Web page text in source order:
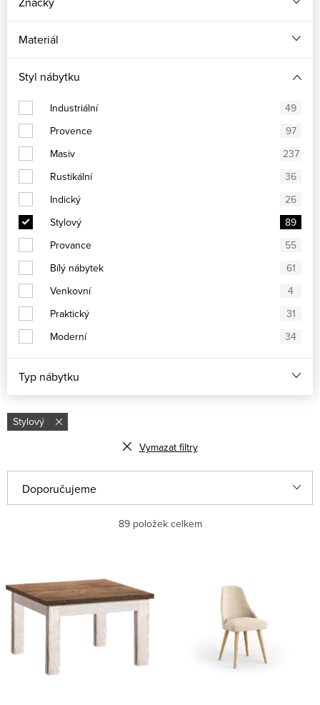
Materiál
Styl nábytku
Industriální
49
Provence
97
Masiv
237
Rustikální
36
Indický
26
Stylový
89
Provance
55
Bílý nábytek
61
Venkovní
4
Praktický
31
Moderní
34
Typ nábytku
Stylový
Vymazat filtry
a
í
p
r
Doporučujeme
Nejprodávanější
Abecedně
89položek celkem
ý
p
s